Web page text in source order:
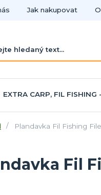
Jak nakupovat
EXTRA CARP, FIL FISHING
Plandavka Fil Fishing
Fil